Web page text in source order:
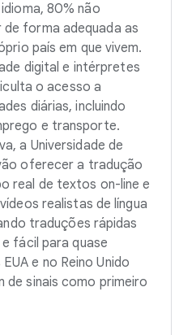
80% não
forma adequada as
país em que vivem.
digital e intérpretes
o acesso a
diárias, incluindo
e transporte.
a Universidade de
oferecer a tradução
real de textos on-line e
realistas de língua
traduções rápidas
fácil para quase
e no Reino Unido
de sinais como primeiro